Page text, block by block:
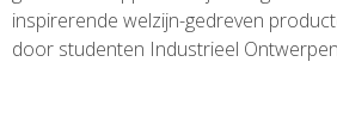
inspirerende welzijn-gedreven
door studenten Industrieel